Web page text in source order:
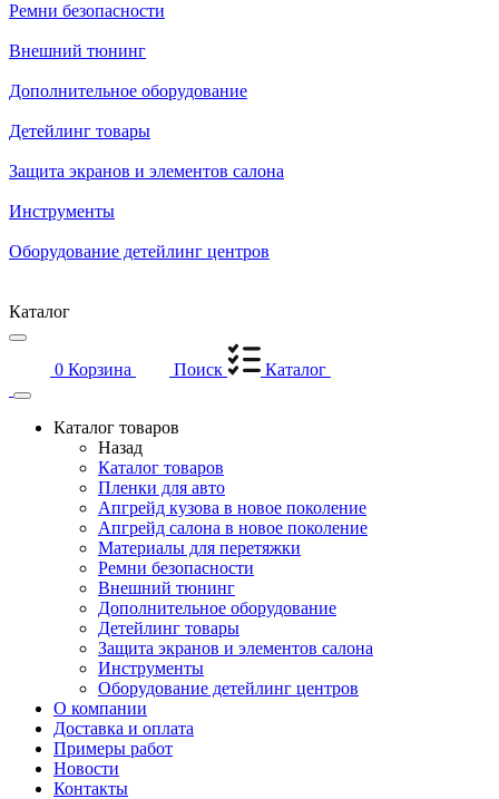
Ремни безопасности
Внешний тюнинг
Дополнительное оборудование
Детейлинг товары
Защита экранов и элементов салона
Инструменты
Оборудование детейлинг центров
Каталог
0 Корзина Поиск Каталог
Каталог товаров
Назад
Каталог товаров
Пленки для авто
Апгрейд кузова в новое поколение
Апгрейд салона в новое поколение
Материалы для перетяжки
Ремни безопасности
Внешний тюнинг
Дополнительное оборудование
Детейлинг товары
Защита экранов и элементов салона
Инструменты
Оборудование детейлинг центров
О компании
Доставка и оплата
Примеры работ
Новости
Контакты